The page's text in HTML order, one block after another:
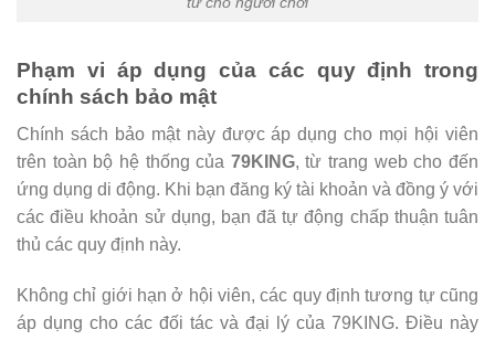
Phạm vi áp dụng của các quy định trong
chính sách bảo mật
Chính sách bảo mật này được áp dụng cho mọi hội viên
trên toàn bộ hệ thống của 79KING, từ trang web cho đến
ứng dụng di động. Khi bạn đăng ký tài khoản và đồng ý với
các điều khoản sử dụng, bạn đã tự động chấp thuận tuân
thủ các quy định này.
Không chỉ giới hạn ở hội viên, các quy định tương tự cũng
áp dụng cho các đối tác và đại lý của 79KING. Điều này